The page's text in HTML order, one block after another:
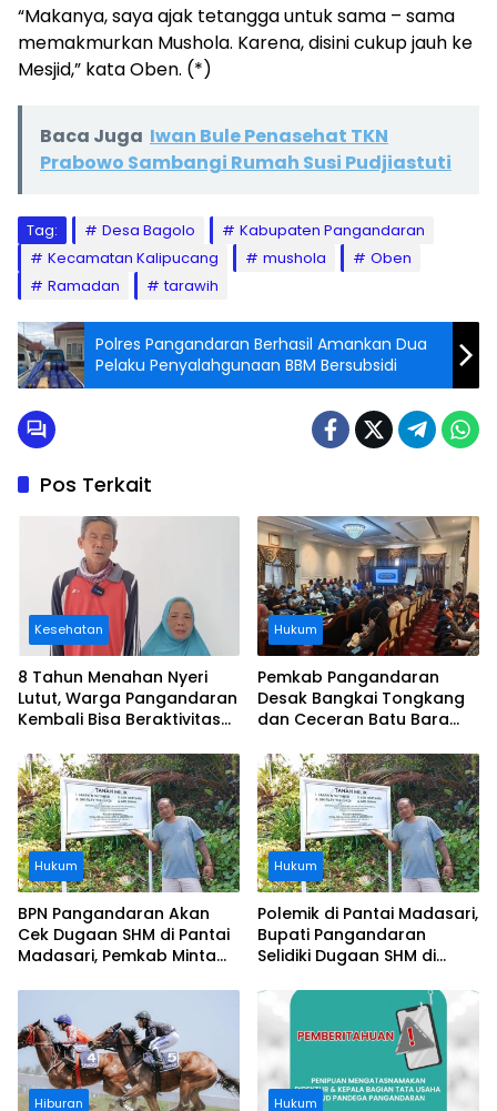
“Makanya, saya ajak tetangga untuk sama – sama
memakmurkan Mushola. Karena, disini cukup jauh ke
Mesjid,” kata Oben. (*)
Baca Juga Iwan Bule Penasehat TKN
Prabowo Sambangi Rumah Susi Pudjiastuti
Tag: Desa Bagolo
Kabupaten Pangandaran
Kecamatan Kalipucang
mushola
Oben
Ramadan
tarawih
Polres Pangandaran Berhasil Amankan Dua
Pelaku Penyalahgunaan BBM Bersubsidi
Pos Terkait
Kesehatan
8 Tahun Menahan Nyeri
Lutut, Warga Pangandaran
Kembali Bisa Beraktivitas
Ditanggung BPJS
Hukum
Pemkab Pangandaran
Desak Bangkai Tongkang
dan Ceceran Batu Bara
Buruknya Koordinasi
Perusahaan
Hukum
BPN Pangandaran Akan
Cek Dugaan SHM di Pantai
Madasari, Pemkab Minta
Hukum
Polemik di Pantai Madasari,
Bupati Pangandaran
Selidiki Dugaan SHM di
Pantai
Hiburan Hukum